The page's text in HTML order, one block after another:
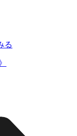
る